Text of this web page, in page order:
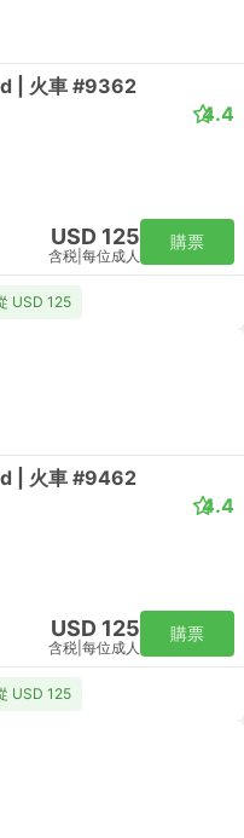
| 火車 #9362
4.4
USD 125
含税 每位成人
購票
USD 125
| 火車 #9462
4.4
USD 125
含税 每位成人
購票
USD 125